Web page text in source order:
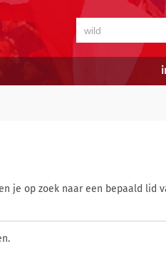
je op zoek naar een bepaald lid